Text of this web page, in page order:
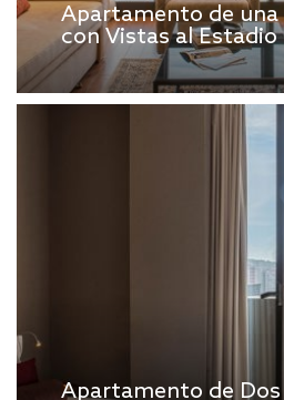
Apartamento de
con Vistas al Estadio
Apartamento de